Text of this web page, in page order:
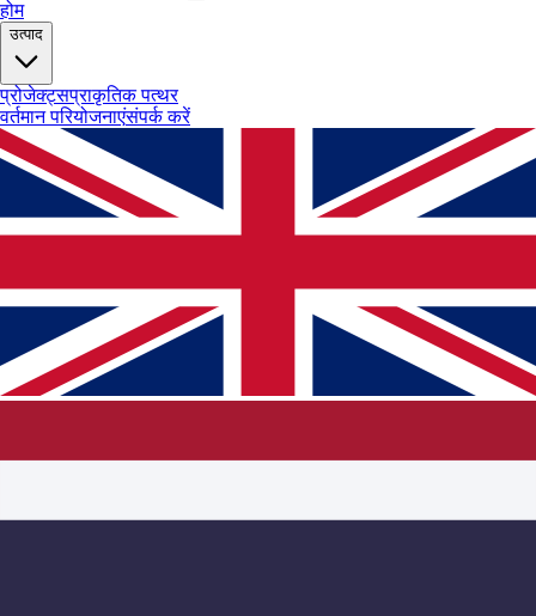
होम
उत्पाद
प्रोजेक्ट्सप्राकृतिक पत्थर
वर्तमान परियोजनाएंसंपर्क करें